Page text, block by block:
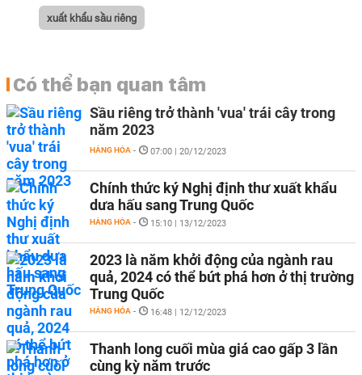
xuất khẩu sầu riêng
Có thể bạn quan tâm
Sầu riêng trở thành 'vua' trái cây trong
năm 2023
HÀNG HÓA - 07:00 | 20/12/2023
Chính thức ký Nghị định thư xuất khẩu
dưa hấu sang Trung Quốc
HÀNG HÓA - 15:10 | 13/12/2023
2023 là năm khởi động của ngành rau
quả, 2024 có thể bứt phá hơn ở thị trường
Trung Quốc
HÀNG HÓA - 16:48 | 12/12/2023
Thanh long cuối mùa giá cao gấp 3 lần
cùng kỳ năm trước